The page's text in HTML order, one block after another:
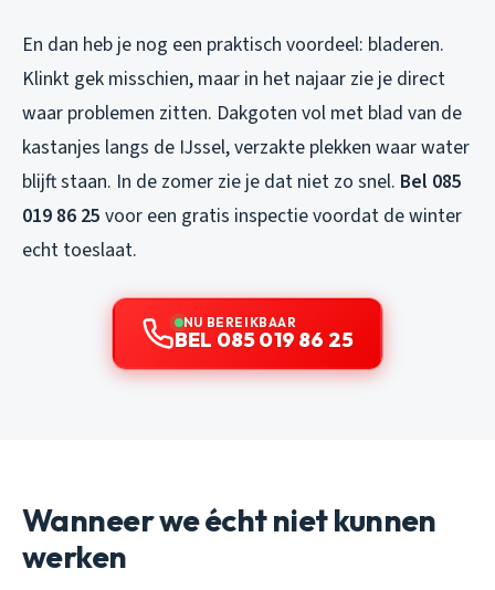
En dan heb je nog een praktisch voordeel: bladeren.
Klinkt gek misschien, maar in het najaar zie je direct
waar problemen zitten. Dakgoten vol met blad van de
kastanjes langs de IJssel, verzakte plekken waar water
blijft staan. In de zomer zie je dat niet zo snel. Bel 085
019 86 25 voor een gratis inspectie voordat de winter
echt toeslaat.
NU BEREIKBAAR
BEL 085 019 86 25
Wanneer we écht niet kunnen
werken